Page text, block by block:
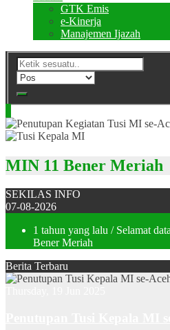
GTK Emis
e-Kinerja
Manajemen Ijazah
MIN 11 Bener Meriah
SEKILAS INFO
07-08-2026
1 tahun yang lalu / Selamat
Bener Meriah
Berita Terbaru